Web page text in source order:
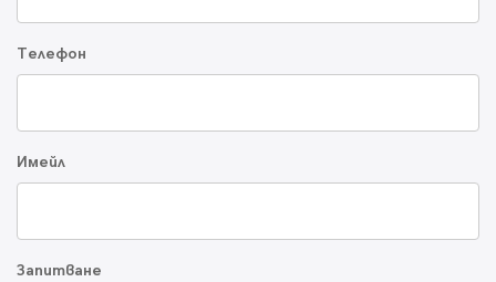
Телефон
Имейл
Запитване